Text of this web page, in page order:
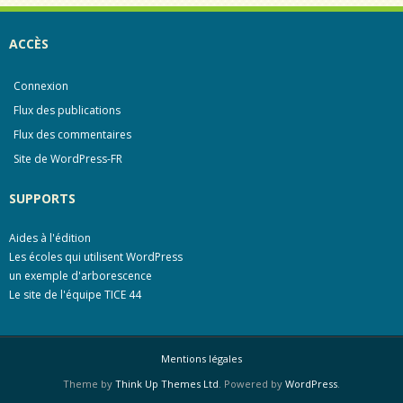
ACCÈS
Connexion
Flux des publications
Flux des commentaires
Site de WordPress-FR
SUPPORTS
Aides à l'édition
Les écoles qui utilisent WordPress
un exemple d'arborescence
Le site de l'équipe TICE 44
Mentions légales
Theme by Think Up Themes Ltd. Powered by WordPress.